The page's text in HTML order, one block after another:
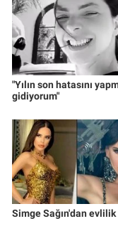
"Yılın son hatasını
gidiyorum"
Simge Sağın'dan evlilik